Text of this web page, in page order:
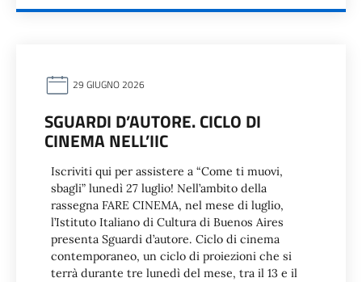
29 GIUGNO 2026
SGUARDI D’AUTORE. CICLO DI
CINEMA NELL’IIC
Iscriviti qui per assistere a “Come ti muovi,
sbagli” lunedì 27 luglio! Nell’ambito della
rassegna FARE CINEMA, nel mese di luglio,
l’Istituto Italiano di Cultura di Buenos Aires
presenta Sguardi d’autore. Ciclo di cinema
contemporaneo, un ciclo di proiezioni che si
terrà durante tre lunedì del mese, tra il 13 e il